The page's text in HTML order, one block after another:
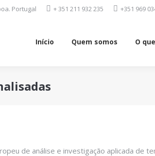
Portugal + 351 211 932 235 +351 969
Início Quem somos O
de análise e investigação aplicada de